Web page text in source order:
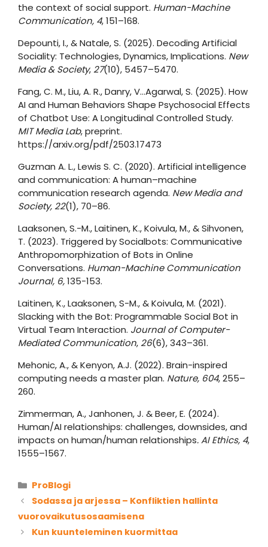
the context of social support. Human-Machine
Communication, 4, 151–168.
Depounti, I., & Natale, S. (2025). Decoding Artificial
Sociality: Technologies, Dynamics, Implications. New
Media & Society, 27(10), 5457–5470.
Fang, C. M., Liu, A. R., Danry, V…Agarwal, S. (2025). How
AI and Human Behaviors Shape Psychosocial Effects
of Chatbot Use: A Longitudinal Controlled Study.
MIT Media Lab, preprint.
https://arxiv.org/pdf/2503.17473
Guzman A. L., Lewis S. C. (2020). Artificial intelligence
and communication: A human–machine
communication research agenda. New Media and
Society, 22(1), 70–86.
Laaksonen, S.-M., Laitinen, K., Koivula, M., & Sihvonen,
T. (2023). Triggered by Socialbots: Communicative
Anthropomorphization of Bots in Online
Conversations. Human-Machine Communication
Journal, 6,135-153.
Laitinen, K., Laaksonen, S-M., & Koivula, M. (2021).
Slacking with the Bot: Programmable Social Bot in
Virtual Team Interaction. Journal of Computer-
Mediated Communication, 26(6), 343–361.
Mehonic, A., & Kenyon, A.J. (2022). Brain-inspired
computing needs a master plan. Nature, 604, 255–
260.
Zimmerman, A., Janhonen, J. & Beer, E. (2024).
Human/AI relationships: challenges, downsides, and
impacts on human/human relationships. AI Ethics, 4,
1555–1567.
Kategoriat
ProBlogi
Sodassa ja arjessa – Konfliktien hallinta
vuorovaikutusosaamisena
Kun kuunteleminen kuormittaa